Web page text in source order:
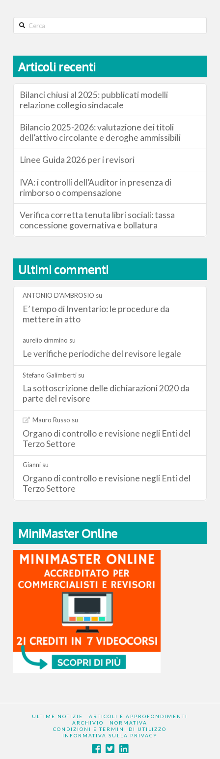
Search
Articoli recenti
Bilanci chiusi al 2025: pubblicati modelli
relazione collegio sindacale
Bilancio 2025-2026: valutazione dei titoli
dell’attivo circolante e deroghe ammissibili
Linee Guida 2026 per i revisori
IVA: i controlli dell’Auditor in presenza di
rimborso o compensazione
Verifica corretta tenuta libri sociali: tassa
concessione governativa e bollatura
Ultimi commenti
ANTONIO D'AMBROSIO su
E’ tempo di Inventario: le procedure da
mettere in atto
aurelio cimmino su
Le verifiche periodiche del revisore legale
Stefano Galimberti su
La sottoscrizione delle dichiarazioni 2020 da
parte del revisore
Mauro Russo su
Organo di controllo e revisione negli Enti del
Terzo Settore
Gianni su
Organo di controllo e revisione negli Enti del
Terzo Settore
MiniMaster Online
ULTIME NOTIZIE
ARTICOLI E APPROFONDIMENTI
ARCHIVIO
NORMATIVA
CONDIZIONI E TERMINI DI UTILIZZO
INFORMATIVA SULLA PRIVACY